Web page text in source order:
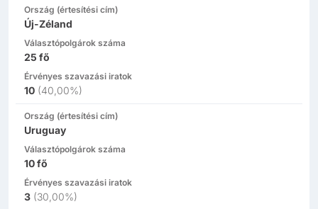
Ország (értesítési cím)
Új-Zéland
Választópolgárok száma
25 fő
Érvényes szavazási iratok
10 (40,00%)
Ország (értesítési cím)
Uruguay
Választópolgárok száma
10fő
Érvényes szavazási iratok
3 (30,00%)